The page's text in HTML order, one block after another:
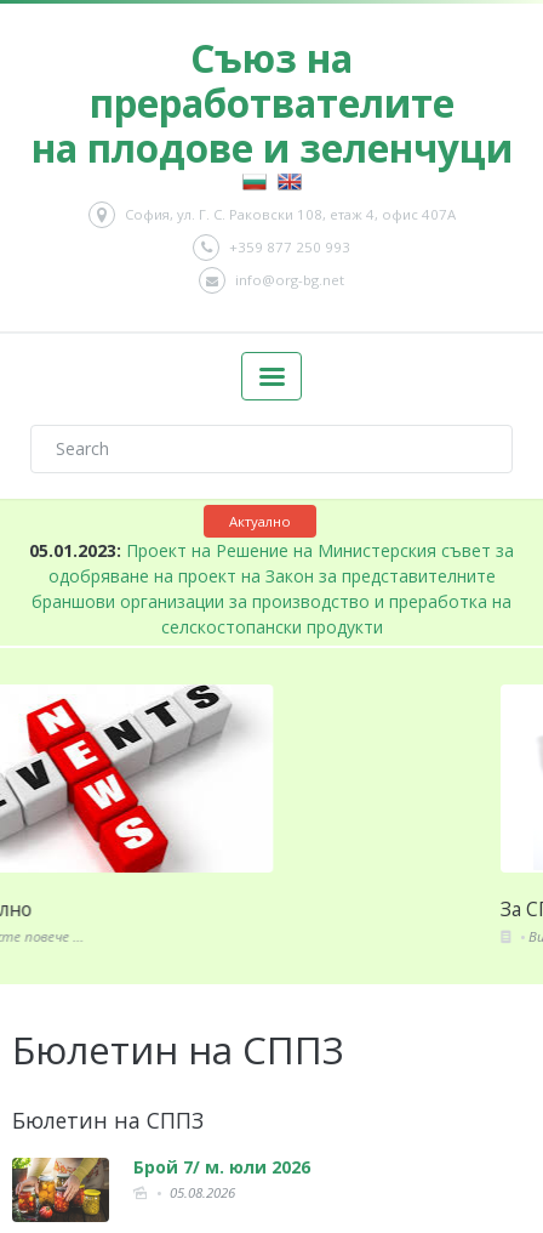
Съюз на
преработвателите
на плодове и зеленчуци
София, ул. Г. С. Раковски 108, етаж 4, офис 407А
+359 877 250 993
info@org-bg.net
Актуално
05.01.2023: Проект на Решение на Министерския съвет за
одобряване на проект на Закон за представителните
браншови организации за производство и преработка на
селскостопански продукти
Актуално
Вижте повече ...
Бюлетин на СППЗ
Бюлетин на СППЗ
Брой 7/ м. юли 2026
05.08.2026